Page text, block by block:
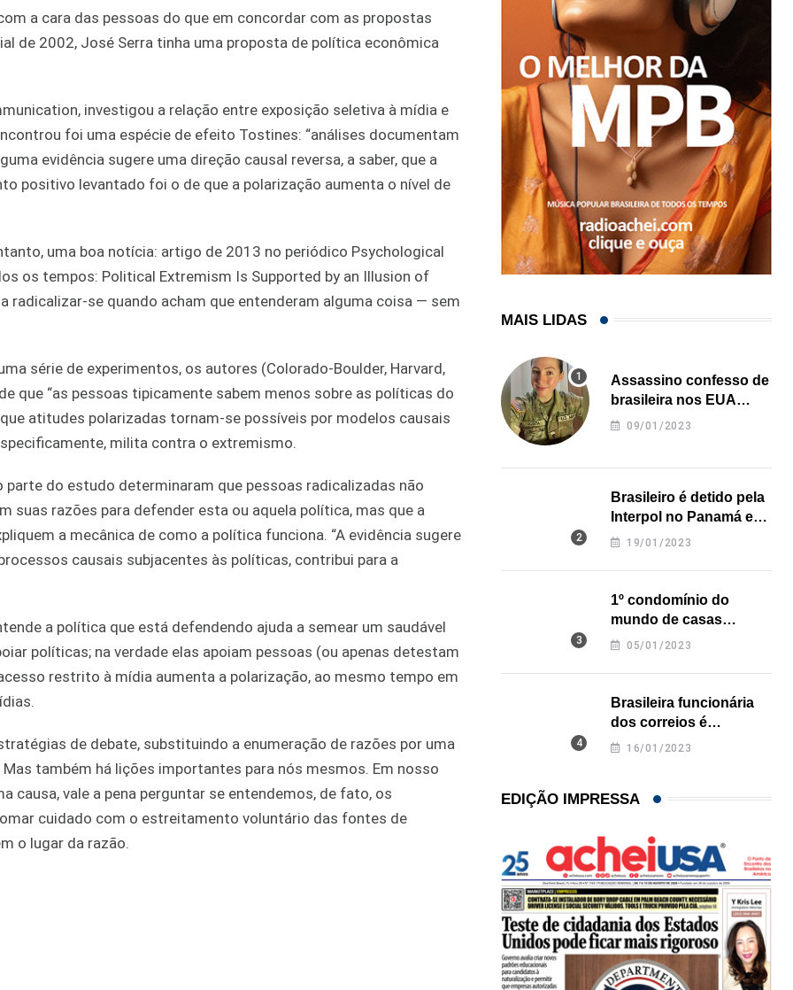
a cara das pessoas do que em concordar com as propostas
de 2002, José Serra tinha uma proposta de política econômica
investigou a relação entre exposição seletiva à mídia e
foi uma espécie de efeito Tostines: “análises documentam
evidência sugere uma direção causal reversa, a saber, que a
positivo levantado foi o de que a polarização aumenta o nível de
uma boa notícia: artigo de 2013 no periódico Psychological
os tempos: Political Extremism Is Supported by an Illusion of
radicalizar-se quando acham que entenderam alguma coisa — sem
série de experimentos, os autores (Colorado-Boulder, Harvard,
que “as pessoas tipicamente sabem menos sobre as políticas do
atitudes polarizadas tornam-se possíveis por modelos causais
milita contra o extremismo.
do estudo determinaram que pessoas radicalizadas não
suas razões para defender esta ou aquela política, mas que a
a mecânica de como a política funciona. “A evidência sugere
causais subjacentes às políticas, contribui para a
a política que está defendendo ajuda a semear um saudável
políticas; na verdade elas apoiam pessoas (ou apenas detestam
restrito à mídia aumenta a polarização, ao mesmo tempo em
de debate, substituindo a enumeração de razões por uma
também há lições importantes para nós mesmos. Em nosso
vale a pena perguntar se entendemos, de fato, os
cuidado com o estreitamento voluntário das fontes de
o lugar da razão.
MAIS LIDAS
Assassino confesso de
brasileira nos EUA
revela onde deixou o
09/01/2023
Brasileiro é detido pela
Interpol no Panamá e
pode pegar prisão
19/01/2023
1º condomínio do
mundo de casas
impressas em 3D é
05/01/2023
Brasileira funcionária
dos correios é
assassinada a facadas
16/01/2023
EDIÇÃO IMPRESSA